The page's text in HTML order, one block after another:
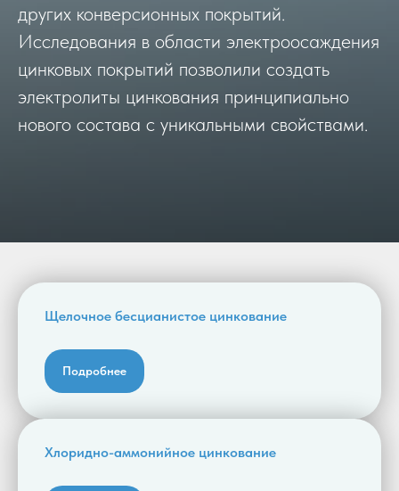
других конверсионных покрытий.
Исследования в области электроосаждения
цинковых покрытий позволили создать
электролиты цинкования принципиально
нового состава с уникальными свойствами.
Щелочное бесцианистое цинкование
Подробнее
Хлоридно-аммонийное цинкование